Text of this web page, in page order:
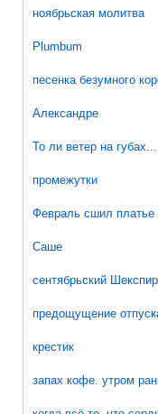
ноябрьская молитва
Plumbum
песенка безумного
Александре
То ли ветер на губах...
промежутки
Февраль сшил платье
Саше
сентябрьский Шекспир
предощущение
крестик
запах кофе. утром